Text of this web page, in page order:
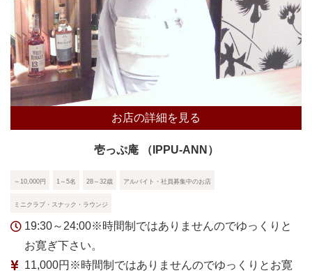
お店の詳細を見る
壱っぷ庵 （IPPU-ANN）
～10,000円 1～5名 28～32歳 アルバイト・社員募集中のお店
ミニクラブ・スナック・ラウンジ
19:30～24:00※時間制ではありませんのでゆっくりと
お寛ぎ下さい。
11,000円※時間制ではありませんのでゆっくりとお寛